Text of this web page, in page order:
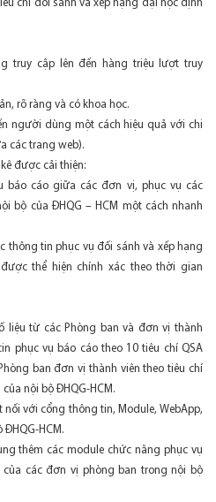
chí đối sánh và xếp hạng đại học định
truy cập lên đến hàng triệu lượt truy
rõ ràng và có khoa học.
người dùng một cách hiệu quả với chi
các trang web).
được cải thiện:
báo cáo giữa các đơn vị, phục vụ các
bộ của ĐHQG – HCM một cách nhanh
thông tin phục vụ đối sánh và xếp hạng
thể hiện chính xác theo thời gian
liệu từ các Phòng ban và đơn vị thành
phục vụ báo cáo theo 10 tiêu chí QSA
ban đơn vị thành viên theo tiêu chí
nội bộ ĐHQG-HCM.
nối với cổng thông tin, Module, WebApp,
ĐHQG-HCM.
thêm các module chức năng phục vụ
các đơn vị phòng ban trong nội bộ